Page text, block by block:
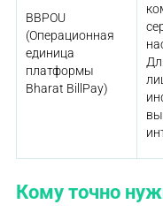
BBPOU
(Операционная
единица
платформы
Bharat BillPay)
Кому точно